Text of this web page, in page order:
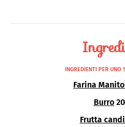
INGREDIENTI PER UNO
Farina
Burro
Frutta